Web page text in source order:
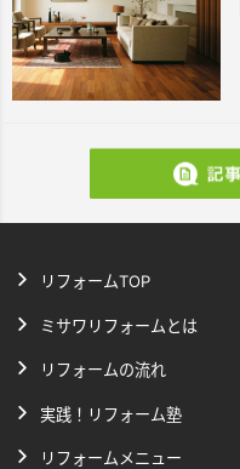
リフォームTOP
ミサワリフォームとは
リフォームの流れ
実践！リフォーム塾
リフォームメニュー